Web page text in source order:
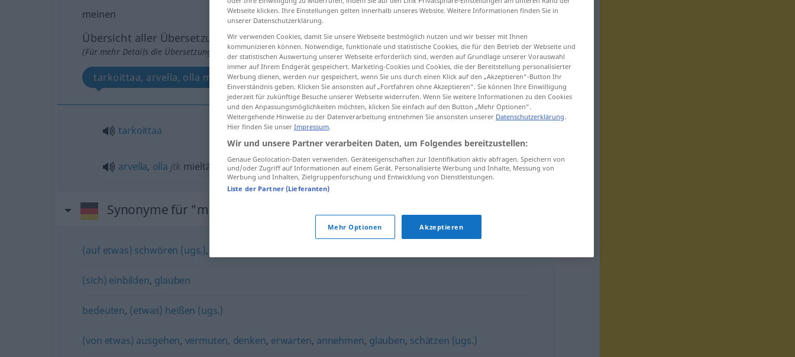
meinen
Übersicht aller Übersetzungen
(Für mehr Details die Übersetzung anklicken/antippen)
tarkoittaa, arvella, olla mieltä
tarkoittaa
arvella, olla jtk mieltä meinendenken
Synonyme für "meinen"
(auf etwas) schwören (ugs.),
(sich) einbilden, glauben
bedeuten, (etwas) heißen (ugs.)
(von etwas) ausgehen, vermuten, denken, erwarten, annehmen, glauben, schätzen (ugs.)
Webseite klicken. Ihre Einstellungen gelten innerhalb unseres Website. Weitere Informationen finden Sie in
unserer Datenschutzerklärung.
Wir verwenden Cookies, damit Sie unsere Webseite bestmöglich nutzen und wir besser mit Ihnen
kommunizieren können. Notwendige, funktionale und statistische Cookies, die für den Betrieb der Webseite und
der statistischen Auswertung unserer Webseite erforderlich sind, werden auf Grundlage unserer Vorauswahl
immer auf Ihrem Endgerät gespeichert. Marketing-Cookies und Cookies, die der Bereitstellung personalisierter
Werbung dienen, werden nur gespeichert, wenn Sie uns durch einen Klick auf den „Akzeptieren“-Button Ihr
Einverständnis geben. Klicken Sie ansonsten auf „Fortfahren ohne Akzeptieren“. Sie können Ihre Einwilligung
jederzeit für zukünftige Besuche unserer Webseite widerrufen. Wenn Sie weitere Informationen zu den Cookies
und den Anpassungsmöglichkeiten möchten, klicken Sie einfach auf den Button „Mehr Optionen“.
Weitergehende Hinweise zu der Datenverarbeitung entnehmen Sie ansonsten unserer Datenschutzerklärung.
Hier finden Sie unser Impressum.
Wir und unsere Partner verarbeiten Daten, um Folgendes bereitzustellen:
Genaue Geolocation-Daten verwenden. Geräteeigenschaften zur Identifikation aktiv abfragen. Speichern von
und/oder Zugriff auf Informationen auf einem Gerät. Personalisierte Werbung und Inhalte, Messung von
Werbung und Inhalten, Zielgruppenforschung und Entwicklung von Dienstleistungen.
Liste der Partner (Lieferanten)
Mehr Optionen Akzeptieren